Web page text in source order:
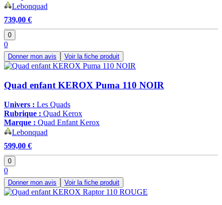
Lebonquad
739,00 €
0
0
Donner mon avis Voir la fiche produit
Quad enfant KEROX Puma 110 NOIR
Univers : Les Quads
Rubrique : Quad Kerox
Marque : Quad Enfant Kerox
Lebonquad
599,00 €
0
0
Donner mon avis Voir la fiche produit